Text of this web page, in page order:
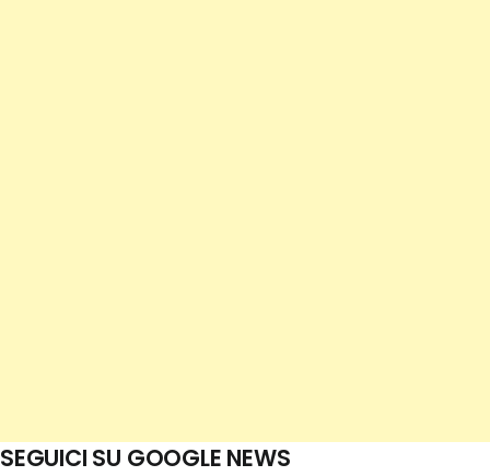
SEGUICI SU GOOGLE NEWS